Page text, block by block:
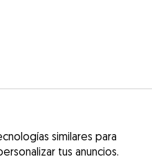
similares para
tus anuncios.